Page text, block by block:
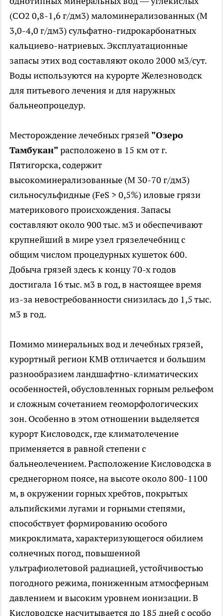
(СО2 0,8-1,6 г/дм3) маломинерализованных (М
3,0-4,0 г/дм3) сульфатно-гидрокарбонатных
кальциево-натриевых. Эксплуатационные
запасы этих вод составляют около 2000 м3/сут.
Воды используются на курорте Железноводск
для питьевого лечения и для наружных
бальнеопроцедур.
Месторождение лечебных грязей "Озеро
Тамбукан" расположено в 15 км от г.
Пятигорска, содержит
высокоминерализованные (М 30-70 г/дм3)
сильносульфидные (FeS > 0,5%) иловые грязи
материкового происхождения. Запасы
составляют около 900 тыс. м3 и обеспечивают
крупнейший в мире узел грязелечебниц с
общим числом процедурных кушеток 600.
Добыча грязей здесь к концу 70-х годов
достигала 16 тыс. м3 в год, в настоящее время
из-за невостребованности снизилась до 1,5 тыс.
м3 в год.
Помимо минеральных вод и лечебных грязей,
курортный регион КМВ отличается и большим
разнообразием ландшафтно-климатических
особенностей, обусловленных горным рельефом
и сложным сочетанием геоморфологических
зон. Особенно в этом отношении выделяется
курорт Кисловодск, где климатолечение
применяется в равной степени с
бальнеолечением. Расположение Кисловодска в
среднегорном поясе, на высоте около 800-1100
м, в окружении горных хребтов, покрытых
альпийскими лугами и горными степями,
способствует формированию особого
микроклимата, характеризующегося обилием
солнечных погод, повышенной
ультрафиолетовой радиацией, устойчивостью
погодного режима, пониженным атмосферным
давлением и высоким уровнем ионизации. В
Кисловодске насчитывается до 185 дней с особо